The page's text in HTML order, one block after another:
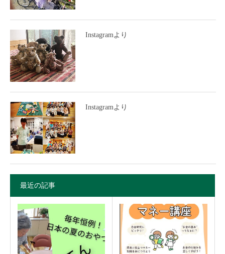
Instagramより
Instagramより
最近の記事